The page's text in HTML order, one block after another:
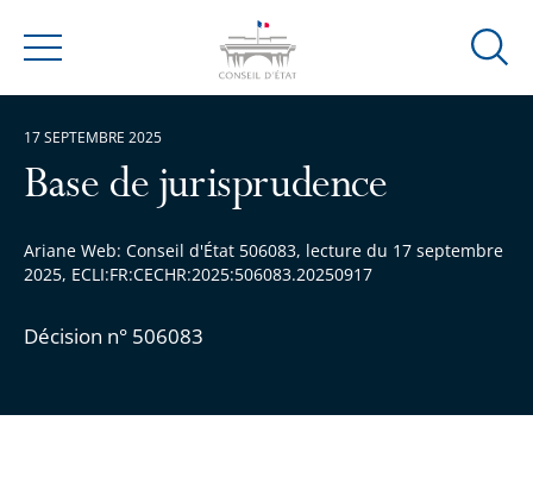
Menu
Ouvrir
Base de jurisprudence
Ariane Web: Conseil d'État 506083, lecture du 17 septembre
2025, ECLI:FR:CECHR:2025:506083.20250917
Décision n° 506083
17 SEPTEMBRE 2025